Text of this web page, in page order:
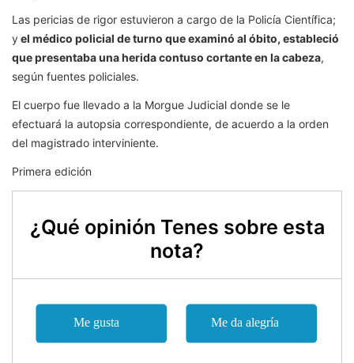
Las pericias de rigor estuvieron a cargo de la Policía Científica;
yel médico policial de turno que examinó al óbito, estableció
que presentaba una herida contuso cortante en la cabeza,
según fuentes policiales.
El cuerpo fue llevado a la Morgue Judicial donde se le
efectuará la autopsia correspondiente, de acuerdo a la orden
del magistrado interviniente.
Primera edición
¿Qué opinión Tenes sobre esta
nota?